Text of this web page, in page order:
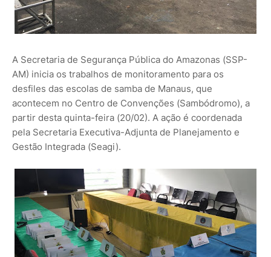
A Secretaria de Segurança Pública do Amazonas (SSP-
AM) inicia os trabalhos de monitoramento para os
desfiles das escolas de samba de Manaus, que
acontecem no Centro de Convenções (Sambódromo), a
partir desta quinta-feira (20/02). A ação é coordenada
pela Secretaria Executiva-Adjunta de Planejamento e
Gestão Integrada (Seagi).